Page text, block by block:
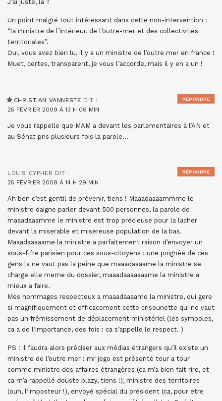
J’ai juste, là ?
Un point malgré tout intéressant dans cette non-intervention :
“la ministre de l’intérieur, de l’outre-mer et des collectivités
territoriales”.
Oui, vous avez bien lu, il y a un ministre de l’outre mer en france !
Muet, certes, transparent, je vous l’accorde, mais il y en a un !
CHRISTIAN VANNESTE DIT :
25 FÉVRIER 2009 À 13 H 06 MIN
Je vous rappelle que MAM a devant les parlementaires à l’AN et
au Sénat pris plusieurs fois la parole…
RÉPONDRE
LOUIS CYPHER DIT :
25 FÉVRIER 2009 À 14 H 29 MIN
Ah ben c’est gentil de prévenir, tiens ! Maaadaaaammme le
ministre daigne parler devant 500 personnes, la parole de
maaadaaamme le ministre est trop précieuse pour la lacher
devant la miserable et misereuse population de la bas.
Maaadaaaaame la ministre a parfaitement raison d’envoyer un
sous-fifre parisien pour ces sous-citoyens : une poignée de ces
gens la ne vaut pas la peine que maaadaaaame la ministre se
charge elle meme du dossier, maaadaaaaaaame la ministre a
mieux a faire.
Mes hommages respecteux a maaadaaaame la ministre, qui gere
si magnifiquement et efficacement cette crisounette qui ne vaut
pas un frémissement de déplacement ministériel (les symboles,
ca a de l’importance, des fois : ca s’appelle le respect. )
PS : il faudra alors préciser aux médias étrangers qu’il existe un
ministre de l’outre mer : mr jego est présenté tour a tour
comme ministre des affaires étrangères (ca m’a bien fait rire, et
ca m’a rappellé douste blazy, tiens !), ministre des territoires
(ouh, l’imposteur !), envoyé spécial du président (ca, pour etre
RÉPONDRE